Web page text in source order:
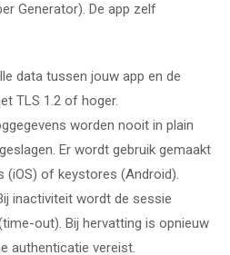
Generator). De app zelf
data tussen jouw app en de
TLS 1.2 of hoger.
worden nooit in plain
Er wordt gebruik gemaakt
(iOS) of keystores (Android).
inactiviteit wordt de sessie
out). Bij hervatting is opnieuw
authenticatie vereist.